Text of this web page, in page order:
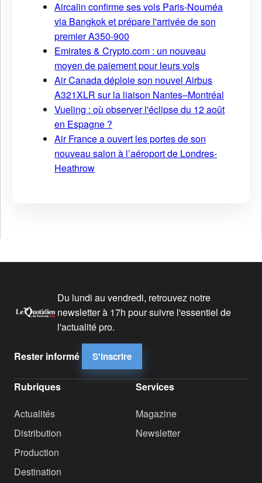
Aircalin confirme ses vols Paris-Nouméa
via Bangkok et prépare l'arrivée de son
premier A350-900
Emirates & Crypto.com : un nouveau
moyen de paiement pour leurs vols
Air Canada déploie son nouvel Airbus
A321XLR sur la liaison Nantes–Montréal
Vueling : où observer l'éclipse du 12 août
en Espagne ?
Air France a ouvert les portes de son
nouveau salon à l’aéroport de Londres-
Heathrow
Du lundi au vendredi, retrouvez notre
newsletter à 17h pour suivre l'essentiel de
l'actualité pro.
Rester informé S'inscrire
Rubriques
Actualités
Distribution
Production
Destination
Services
Magazine
Newsletter